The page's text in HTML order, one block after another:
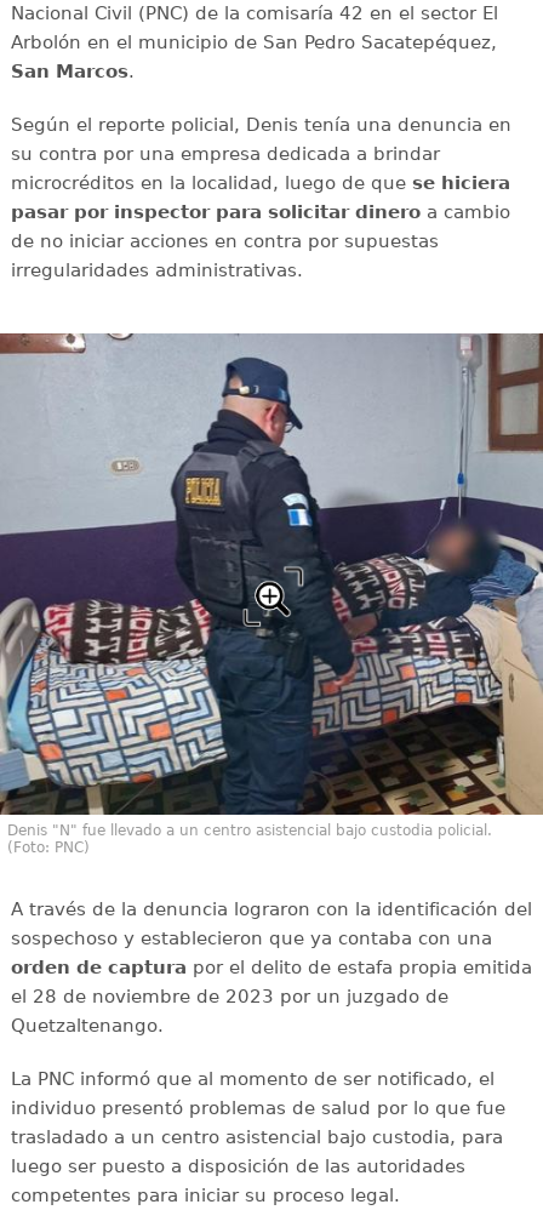
Nacional Civil (PNC) de la comisaría 42 en el sector El
Arbolón en el municipio de San Pedro Sacatepéquez,
San Marcos.
Según el reporte policial, Denis tenía una denuncia en
su contra por una empresa dedicada a brindar
microcréditos en la localidad, luego de que se hiciera
pasar por inspector para solicitar dineroa cambio
de no iniciar acciones en contra por supuestas
irregularidades administrativas.
Denis "N" fue llevado a un centro asistencial bajo custodia policial.
(Foto: PNC)
A través de la denuncia lograron con la identificación del
sospechoso y establecieron que ya contaba con una
orden de captura por el delito de estafa propia emitida
el 28 de noviembre de 2023 por un juzgado de
Quetzaltenango.
La PNC informó que al momento de ser notificado, el
individuo presentó problemas de salud por lo que fue
trasladado a un centro asistencial bajo custodia, para
luego ser puesto a disposición de las autoridades
competentes para iniciar su proceso legal.